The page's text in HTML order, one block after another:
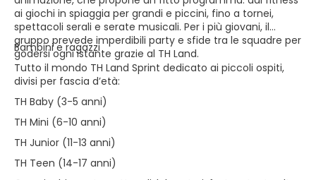
ai giochi in spiaggia per grandi e piccini, fino a tornei,
spettacoli serali e serate musicali. Per i più giovani, il
gruppo prevede imperdibili party e sfide tra le squadre per
godersi ogni istante grazie al TH Land.
Bambini e ragazzi
Tutto il mondo TH Land Sprint dedicato ai piccoli ospiti,
divisi per fascia d’età:
TH Baby (3-5 anni)
TH Mini (6-10 anni)
TH Junior (11-13 anni)
TH Teen (14-17 anni)